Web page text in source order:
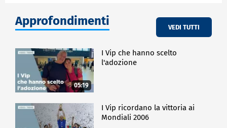
Approfondimenti VEDI TUTTI
05:19
I Vip che hanno scelto
l'adozione
I Vip ricordano la vittoria ai
Mondiali 2006